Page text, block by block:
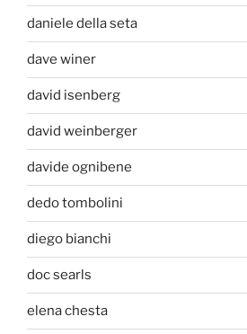
daniele della seta
dave winer
david isenberg
david weinberger
davide ognibene
dedo tombolini
diego bianchi
doc searls
elena chesta